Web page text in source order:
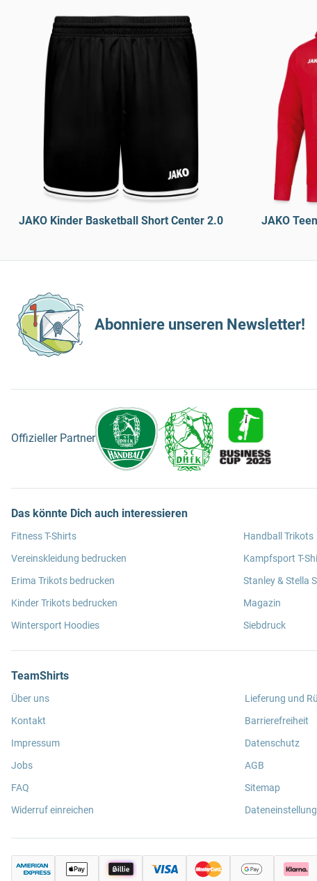
JAKO Kinder Basketball Short Center 2.0 JAKO
Abonniere unseren Newsletter!
Offizieller Partner
Das könnte Dich auch interessieren
Fitness T-Shirts
Vereinskleidung bedrucken
Erima Trikots bedrucken
Kinder Trikots bedrucken
Wintersport Hoodies
Handball Trikots
Kampfsport T-
Stanley & Stella
Magazin
Siebdruck
TeamShirts
Über uns
Kontakt
Impressum
Jobs
FAQ
Widerruf einreichen
Lieferung und
Barrierefreiheit
Datenschutz
AGB
Sitemap